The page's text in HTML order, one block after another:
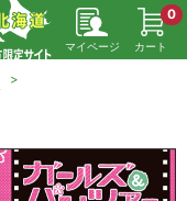
マイページ カート
0